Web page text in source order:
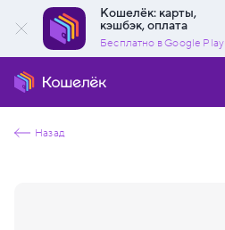
Кошелёк: карты,
кэшбэк, оплата
Бесплатно в Google Play
Назад